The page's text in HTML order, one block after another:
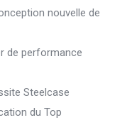
nouvelle de
de performance
Steelcase
du Top